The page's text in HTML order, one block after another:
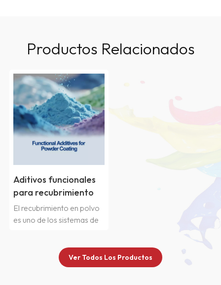
Productos Relacionados
Aditivos funcionales
para recubrimiento
en polvo
El recubrimiento en polvo
es uno de los sistemas de
ambiente. Son 100%
sólidos y no contienen
Ver Todos Los Productos